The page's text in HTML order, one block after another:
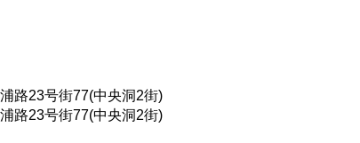
路23号街77(中央洞2街)
路23号街77(中央洞2街)